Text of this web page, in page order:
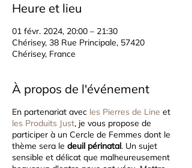
Heure et lieu
01 févr. 2024, 20:00 – 21:30
Chérisey, 38 Rue Principale, 57420
Chérisey, France
À propos de l'événement
En partenariat avec les Pierres de Line et
les Produits Just, je vous propose de
participer à un Cercle de Femmes dont le
thème sera le deuil périnatal. Un sujet
sensible et délicat que malheureusement